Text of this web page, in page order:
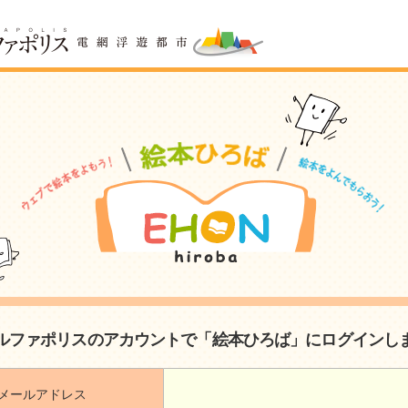
ファポリスのアカウントで「絵本ひろば」にログインし
ールアドレス